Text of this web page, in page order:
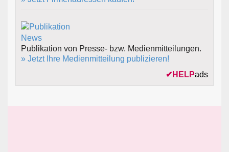
Publikation von Presse- bzw. Medienmitteilungen.
» Jetzt Ihre Medienmitteilung publizieren!
✔ HELPads